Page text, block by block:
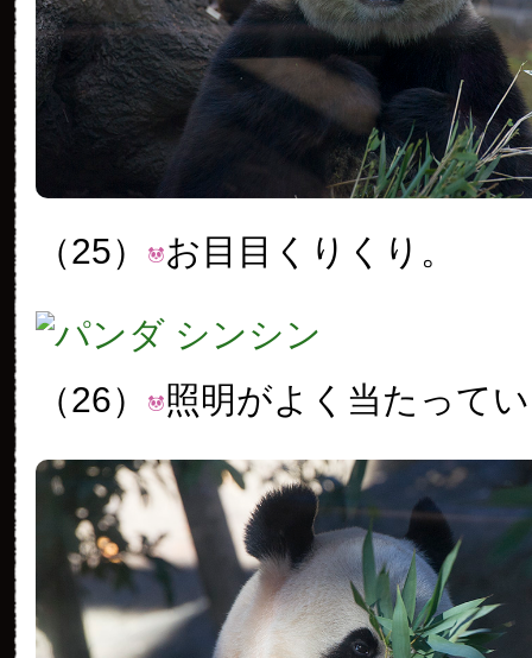
（25） お目目くりくり。
（26） 照明がよく当たって